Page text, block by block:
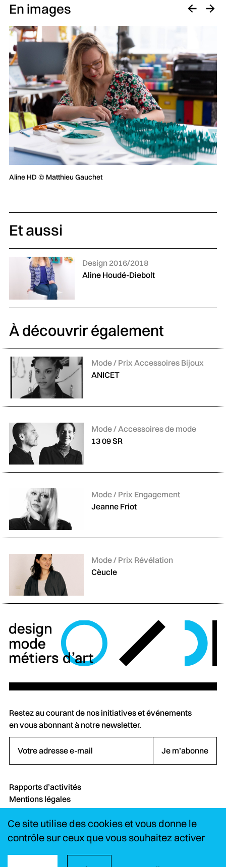
En images
Aline HD © Matthieu Gauchet
Et aussi
Catégories :
Design 2016/2018
Aline Houdé-Diebolt
À découvrir également
Catégories :
Mode / Prix Accessoires Bijoux
ANICET
Catégories :
Mode / Accessoires de mode
13 09 SR
Catégories :
Mode / Prix Engagement
Jeanne Friot
Catégories :
Mode / Prix Révélation
Cèucle
Restez au courant de nos initiatives et événements
en vous abonnant à notre newsletter.
Je m’abonne
Rapports d’activités
Mentions légales
Crédits
Contact
FAQ
Ce site utilise des cookies et vous donne le
contrôle sur ceux que vous souhaitez activer